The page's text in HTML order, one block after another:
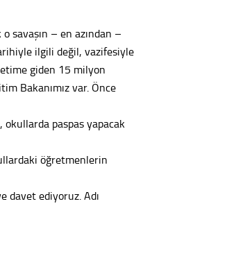
savaşın – en azından –
ilgili değil, vazifesiyle
giden 15 milyon
Bakanımız var. Önce
okullarda paspas yapacak
öğretmenlerin
davet ediyoruz. Adı